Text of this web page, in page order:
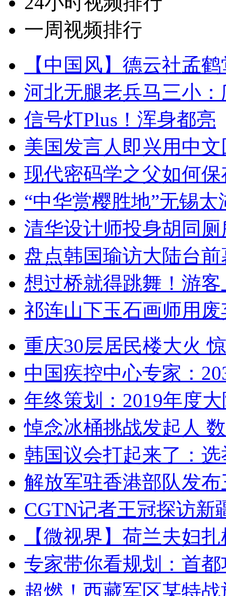
一周视频排行
【中国风】德云社孟
河北无腿老兵马三小
信号灯Plus！浑身都亮
美国发言人即兴用中
现代密码学之父如何
“中华赏樱胜地”无锡
清华设计师投身胡同
盘点韩国瑜访大陆台
想过桥就得跳舞！游客
祁连山下玉石画师用
重庆30层居民楼大火
中国疾控中心专家：
年终策划：2019年度
悼念冰桶挑战发起人
韩国议会打起来了：
解放军驻香港部队发
CGTN记者王冠探访新
【微视界】荷兰夫妇
专家带你看规划：首
超燃！西藏军区某特